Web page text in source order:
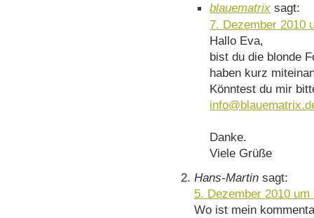
blauematrix sagt:
7. Dezember 2010
Hallo Eva,
bist du die blonde
haben kurz
Könntest du mir
Danke.
Viele Grüße
Hans-Martin sagt:
5. Dezember 2010 um
Wo ist mein